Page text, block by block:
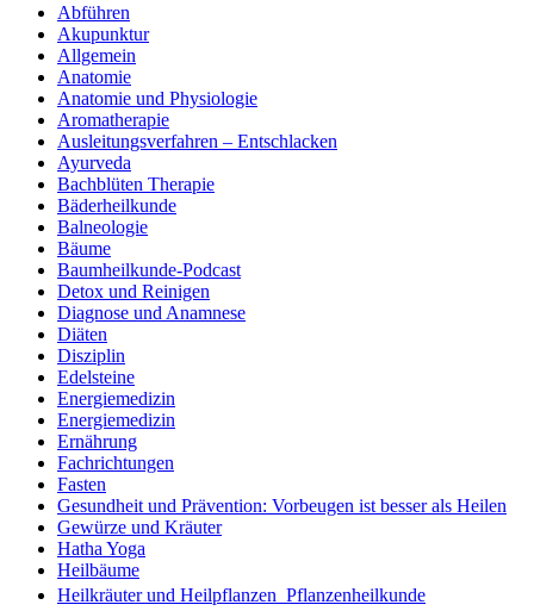
Abführen
Akupunktur
Allgemein
Anatomie
Anatomie und Physiologie
Aromatherapie
Ausleitungsverfahren – Entschlacken
Ayurveda
Bachblüten Therapie
Bäderheilkunde
Balneologie
Bäume
Baumheilkunde-Podcast
Detox und Reinigen
Diagnose und Anamnese
Diäten
Disziplin
Edelsteine
Energiemedizin
Energiemedizin
Ernährung
Fachrichtungen
Fasten
Gesundheit und Prävention: Vorbeugen ist besser als Heilen
Gewürze und Kräuter
Hatha Yoga
Heilbäume
Heilkräuter und Heilpflanzen  Pflanzenheilkunde